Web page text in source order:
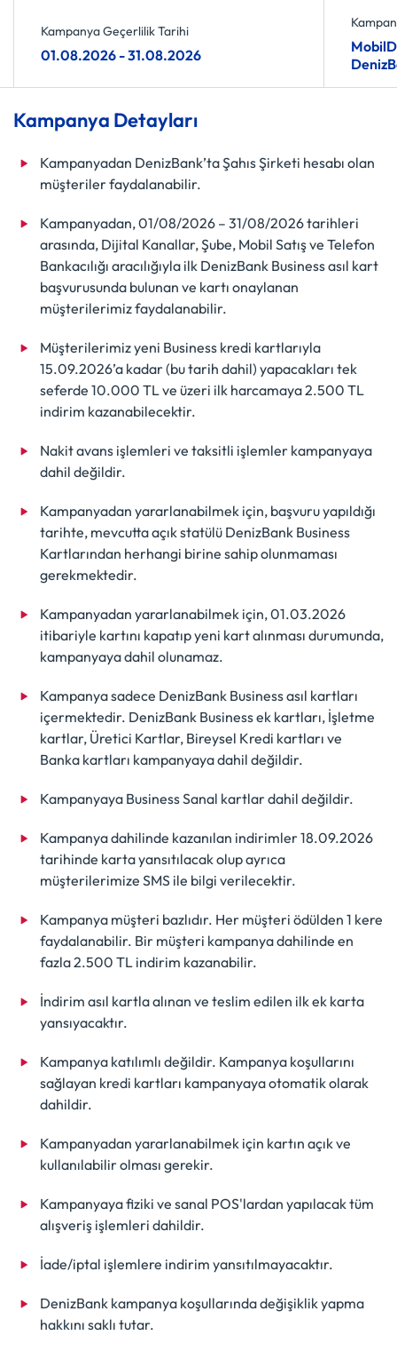
Kampanya Geçerlilik Tarihi
01.08.2026 - 31.08.2026
Kampanya Detayları
Kampanyadan DenizBank’ta Şahıs Şirketi hesabı olan
müşteriler faydalanabilir.
Kampanyadan, 01/08/2026 – 31/08/2026 tarihleri
arasında, Dijital Kanallar, Şube, Mobil Satış ve Telefon
Bankacılığı aracılığıyla ilk DenizBank Business asıl kart
başvurusunda bulunan ve kartı onaylanan
müşterilerimiz faydalanabilir.
Müşterilerimiz yeni Business kredi kartlarıyla
15.09.2026’a kadar (bu tarih dahil) yapacakları tek
seferde 10.000 TL ve üzeri ilk harcamaya 2.500 TL
indirim kazanabilecektir.
Nakit avans işlemleri ve taksitli işlemler kampanyaya
dahil değildir.
Kampanyadan yararlanabilmek için, başvuru yapıldığı
tarihte, mevcutta açık statülü DenizBank Business
Kartlarından herhangi birine sahip olunmaması
gerekmektedir.
Kampanyadan yararlanabilmek için, 01.03.2026
itibariyle kartını kapatıp yeni kart alınması durumunda,
kampanyaya dahil olunamaz.
Kampanya sadece DenizBank Business asıl kartları
içermektedir. DenizBank Business ek kartları, İşletme
kartlar, Üretici Kartlar, Bireysel Kredi kartları ve
Banka kartları kampanyaya dahil değildir.
Kampanyaya Business Sanal kartlar dahil değildir.
Kampanya dahilinde kazanılan indirimler 18.09.2026
tarihinde karta yansıtılacak olup ayrıca
müşterilerimize SMS ile bilgi verilecektir.
Kampanya müşteri bazlıdır. Her müşteri ödülden 1 kere
faydalanabilir. Bir müşteri kampanya dahilinde en
fazla 2.500 TL indirim kazanabilir.
İndirim asıl kartla alınan ve teslim edilen ilk ek karta
yansıyacaktır.
Kampanya katılımlı değildir. Kampanya koşullarını
sağlayan kredi kartları kampanyaya otomatik olarak
dahildir.
Kampanyadan yararlanabilmek için kartın açık ve
kullanılabilir olması gerekir.
Kampanyaya fiziki ve sanal POS'lardan yapılacak tüm
alışveriş işlemleri dahildir.
İade/iptal işlemlere indirim yansıtılmayacaktır.
DenizBank kampanya koşullarında değişiklik yapma
hakkını saklı tutar.